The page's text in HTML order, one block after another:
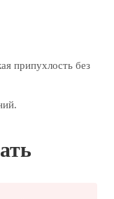
припухлость без